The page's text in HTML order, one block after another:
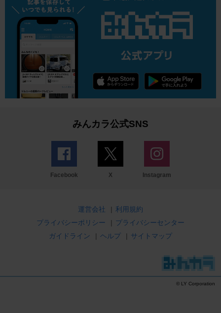
みんカラ公式SNS
Facebook X Instagram
運営会社 | 利用規約
プライバシーポリシー
| プライバシーセンター
ガイドライン
| ヘルプ | サイトマップ
© LY Corporation